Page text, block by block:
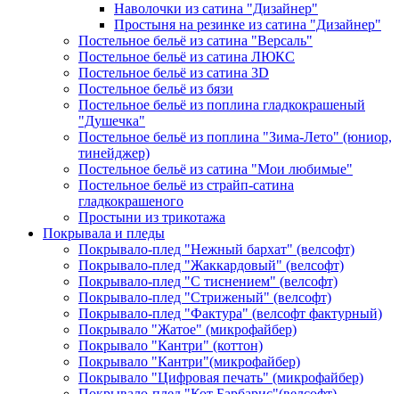
Наволочки из сатина "Дизайнер"
Простыня на резинке из сатина "Дизайнер"
Постельное бельё из сатина "Версаль"
Постельное бельё из сатина ЛЮКС
Постельное бельё из сатина 3D
Постельное бельё из бязи
Постельное бельё из поплина гладкокрашеный
"Душечка"
Постельное бельё из поплина "Зима-Лето" (юниор,
тинейджер)
Постельное бельё из сатина "Мои любимые"
Постельное бельё из страйп-сатина
гладкокрашеного
Простыни из трикотажа
Покрывала и пледы
Покрывало-плед "Нежный бархат" (велсофт)
Покрывало-плед "Жаккардовый" (велсофт)
Покрывало-плед "С тиснением" (велсофт)
Покрывало-плед "Стриженый" (велсофт)
Покрывало-плед "Фактура" (велсофт фактурный)
Покрывало "Жатое" (микрофайбер)
Покрывало "Кантри" (коттон)
Покрывало "Кантри"(микрофайбер)
Покрывало "Цифровая печать" (микрофайбер)